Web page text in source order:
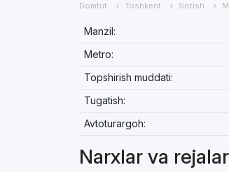
Domtut Toshkent Sotish
Manzil:
Metro:
Topshirish muddati:
Tugatish:
Avtoturargoh:
Narxlar va